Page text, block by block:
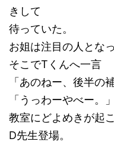
きして
待っていた。
お姐は注目の人となっ
そこでTくんへ一言
「あのねー、後半の
「うっわーやべー。」
教室にどよめきが起
D先生登場。